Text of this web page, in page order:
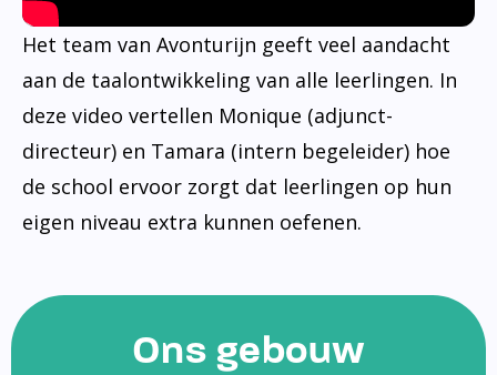
Het team van Avonturijn geeft veel aandacht
aan de taalontwikkeling van alle leerlingen. In
deze video vertellen Monique (adjunct-
directeur) en Tamara (intern begeleider) hoe
de school ervoor zorgt dat leerlingen op hun
eigen niveau extra kunnen oefenen.
Ons gebouw